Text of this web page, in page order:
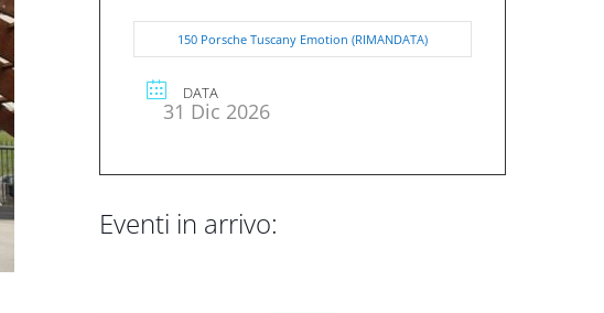
150 Porsche Tuscany Emotion (RIMANDATA)
DATA
31 Dic 2026
Eventi in arrivo: